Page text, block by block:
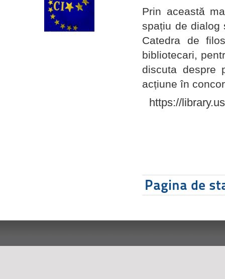
Prin această
spațiu de dialog
Catedra de
bibliotecari,
discuta despre
acțiune în
https://
Pagina de